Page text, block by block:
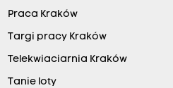
Praca Kraków
Targi pracy Kraków
Telekwiaciarnia Kraków
Tanie loty